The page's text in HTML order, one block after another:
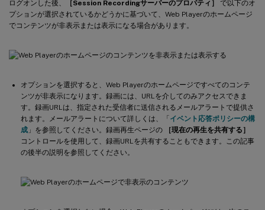
ログオンした後、 ［Session Recordingサーバーのプロパティ］
で以下のオ
プションが選択されているかどうかに基づいて、Web Playerのホームページ
でコンテンツが非表示または表示になる場合があります。
オプションを選択すると、Web Playerのホームページですべてのコンテ
ンツが非表示になります。録画には、URLを介してのみアクセスできま
す。録画URLは、指定された受信者に送信されるメールアラートで提供さ
れます。メールアラートについて詳しくは、「イベント応答ポリシーの構
成 」を参照してください。録画再生ページの
［現在の再生を共有する］
コントロールを使用して、録画URLを共有することもできます。この記事
の後半の説明を参照してください。